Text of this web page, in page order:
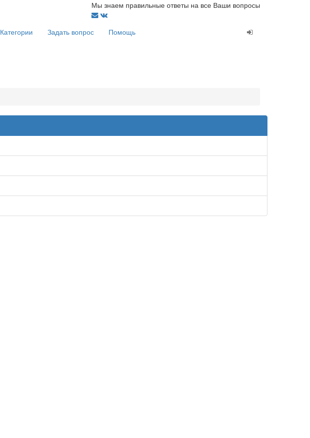
Мы знаем правильные ответы на все Ваши вопросы
Категории Задать вопрос Помощь